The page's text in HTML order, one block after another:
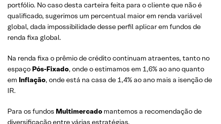
portfólio. No caso desta carteira feita para o cliente que não é
qualificado, sugerimos um percentual maior em renda variável
global, dada impossibilidade desse perfil aplicar em fundos de
renda fixa global.
Na renda fixa o prêmio de crédito continuam atraentes, tanto no
espaço Pós-Fixado, onde o estimamos em 1,6% ao ano quanto
em Inflação, onde está na casa de 1,4% ao ano mais a isenção de
IR.
Para os fundos Multimercado mantemos a recomendação de
diversificação entre várias estratégias.